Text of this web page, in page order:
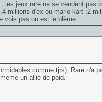
les jeux rare ne se vendent pas
millions d'ex ou mario kart :2
vois pas ou est le blème ...
comme tjrs), Rare n'a
un allié de poid.